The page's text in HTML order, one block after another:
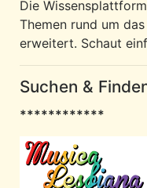
Die
Themen rund um
erweitert. Schaut
Suchen &
************